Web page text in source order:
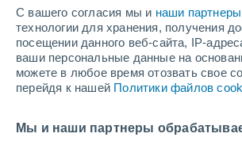
С вашего согласия мы и наши партнеры
технологии для хранения, получения
посещении данного веб-сайта, IP-
ваши персональные данные на
можете в любое время отозвать свое
перейдя к нашей Политики файлов
Мы и наши партнеры
Открытые трассы
Подъемники